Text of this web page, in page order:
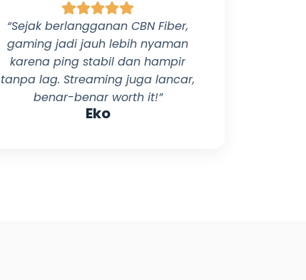
“Sejak berlangganan CBN Fiber,
gaming jadi jauh lebih nyaman
karena ping stabil dan hampir
tanpa lag. Streaming juga lancar,
benar-benar worth it!”
Eko